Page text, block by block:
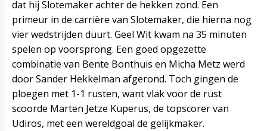
dat hij Slotemaker achter de hekken zond. Een
primeur in de carrière van Slotemaker, die hierna nog
vier wedstrijden duurt. Geel Wit kwam na 35 minuten
spelen op voorsprong. Een goed opgezette
combinatie van Bente Bonthuis en Micha Metz werd
door Sander Hekkelman afgerond. Toch gingen de
ploegen met 1-1 rusten, want vlak voor de rust
scoorde Marten Jetze Kuperus, de topscorer van
Udiros, met een wereldgoal de gelijkmaker.